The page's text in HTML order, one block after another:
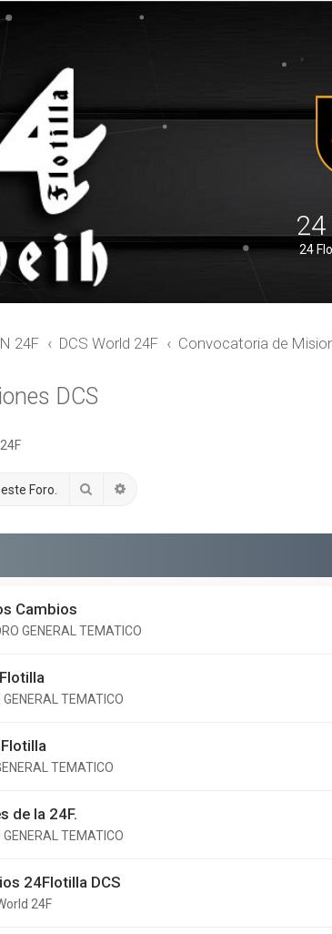
24
24
24F DCS World 24F Convocatoria de
DCS
Buscar
Cambios
GENERAL TEMATICO
GENERAL TEMATICO
TEMATICO
de la 24F.
GENERAL TEMATICO
24Flotilla DCS
24F